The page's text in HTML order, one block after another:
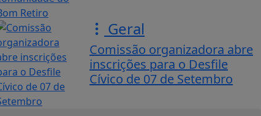
Geral
Comissão organizadora abre
inscrições para o Desfile
Cívico de 07 de Setembro